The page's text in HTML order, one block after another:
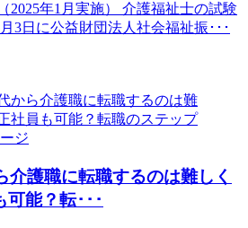
2025年1月実施） 介護福祉士の試験
3日に公益財団法人社会福祉振･･･
介護職に転職するのは難しく
可能？転･･･